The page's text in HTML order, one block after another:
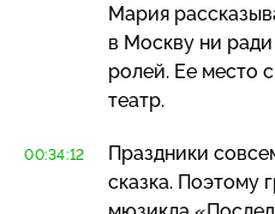
Мария
в Москву ни
ролей. Ее место
театр.
00:34:12
Праздники
сказка. Поэтому